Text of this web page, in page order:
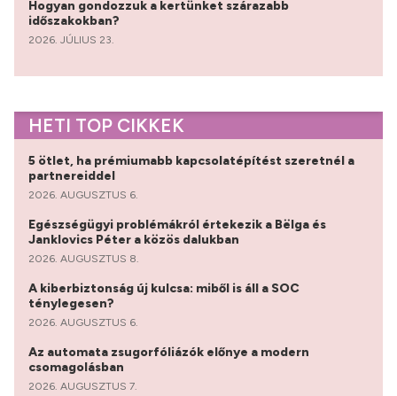
Hogyan gondozzuk a kertünket szárazabb
időszakokban?
2026. JÚLIUS 23.
HETI TOP CIKKEK
5 ötlet, ha prémiumabb kapcsolatépítést szeretnél a
partnereiddel
2026. AUGUSZTUS 6.
Egészségügyi problémákról értekezik a Bëlga és
Janklovics Péter a közös dalukban
2026. AUGUSZTUS 8.
A kiberbiztonság új kulcsa: miből is áll a SOC
ténylegesen?
2026. AUGUSZTUS 6.
Az automata zsugorfóliázók előnye a modern
csomagolásban
2026. AUGUSZTUS 7.